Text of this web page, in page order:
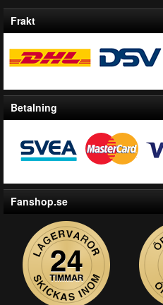
Frakt
Betalning
Fanshop.se